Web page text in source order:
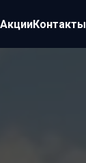
АкцииКонтакты